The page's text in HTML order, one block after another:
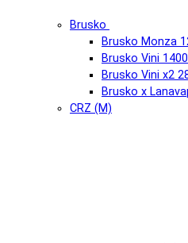
Brusko
Brusko Monza
Brusko Vini
Brusko Vini x2
Brusko x
CRZ (М)